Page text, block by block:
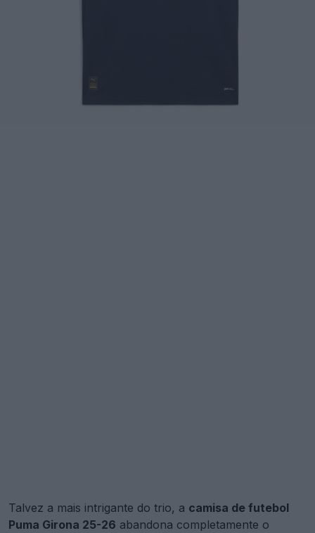
Talvez a mais intrigante do trio, a camisa de futebol
Puma Girona 25-26 abandona completamente o